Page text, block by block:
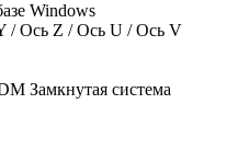
Windows
/ Ось Z / Ось U / Ось V
Замкнутая система